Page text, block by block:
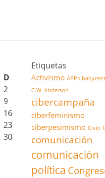
D
2
9
16
23
30
Etiquetas
Activismo APPs
C.W. Anderson
cibercampaña
ciberfeminismo
ciberpesimismo Civio
comunicación
comunicación
política